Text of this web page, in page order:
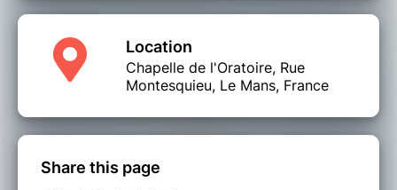
Location
Chapelle de l'Oratoire, Rue
Montesquieu, Le Mans, France
Share this page